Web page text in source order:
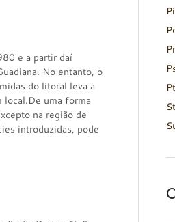
e a partir daí
No entanto, o
do litoral leva a
local.De uma forma
na região de
introduzidas, pode